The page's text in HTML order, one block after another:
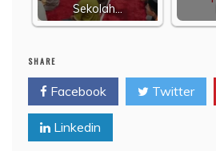
Sekolah…
SHARE
Facebook Twitter
Linkedin